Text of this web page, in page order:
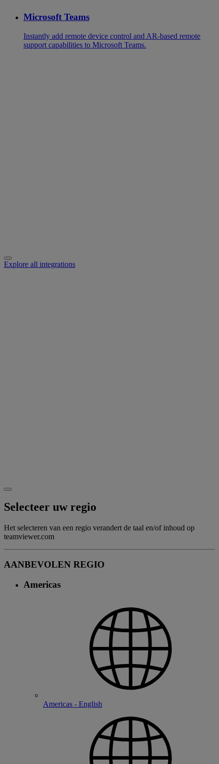
Microsoft Teams
Instantly add remote device control and AR-based remote
support capabilities to Microsoft Teams.
Explore all integrations
Selecteer uw regio
Het selecteren van een regio verandert de taal en/of inhoud op
teamviewer.com
AANBEVOLEN REGIO
Americas
Americas - English